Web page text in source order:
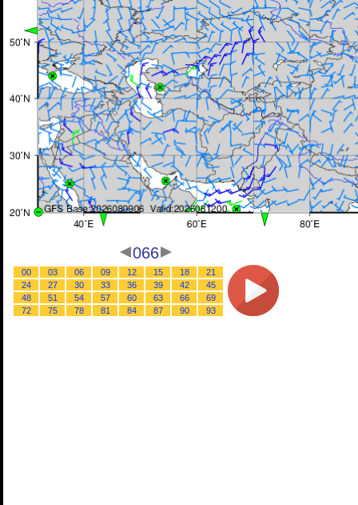
066
00 03 06 09 12 15 18
21
24
27 30 33 36 39 42
45
48
51 54 57 60 63 66
69
72
75 78 81 84 87 90 93